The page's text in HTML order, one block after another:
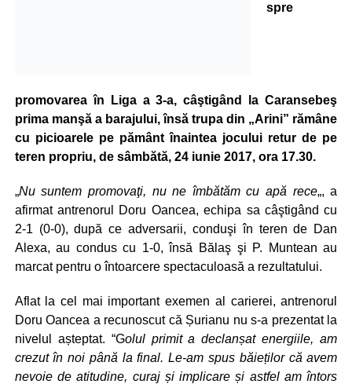
spre
promovarea în Liga a 3-a, câştigând la Caransebeş
prima manşă a barajului, însă trupa din „Arini” rămâne
cu picioarele pe pământ înaintea jocului retur de pe
teren propriu, de sâmbătă, 24 iunie 2017, ora 17.30.
„Nu suntem promovaţi, nu ne îmbătăm cu apă rece„, a
afirmat antrenorul Doru Oancea, echipa sa câştigând cu
2-1 (0-0), după ce adversarii, conduşi în teren de Dan
Alexa, au condus cu 1-0, însă Bălaş şi P. Muntean au
marcat pentru o întoarcere spectaculoasă a rezultatului.
Aflat la cel mai important exemen al carierei, antrenorul
Doru Oancea a recunoscut că Șurianu nu s-a prezentat la
nivelul așteptat. “Golul primit a declanșat energiile, am
crezut în noi până la final. Le-am spus băieților că avem
nevoie de atitudine, curaj și implicare și astfel am întors